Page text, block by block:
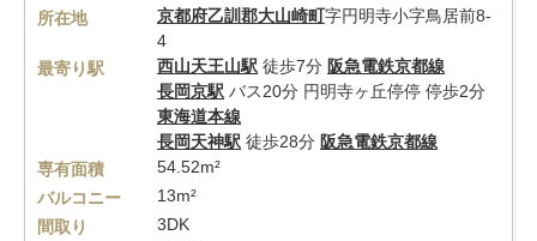
所在地 京都府乙訓郡大山崎町字円明寺小字鳥居前8-
4
最寄り駅
西山天王山駅 徒歩7分 阪急電鉄京都線
長岡京駅 バス20分 円明寺ヶ丘停停 停歩2分
東海道本線
長岡天神駅 徒歩28分 阪急電鉄京都線
専有面積
54.52m²
バルコニー
13m²
間取り
3DK